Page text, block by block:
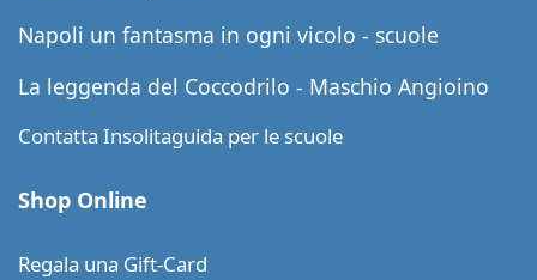
Napoli un fantasma in ogni vicolo - scuole
La leggenda del Coccodrilo - Maschio Angioino
Contatta Insolitaguida per le scuole
Shop Online
Regala una Gift-Card